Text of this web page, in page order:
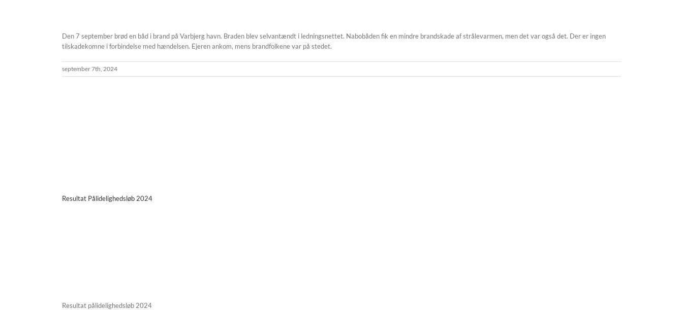
Den 7 september brød en båd i brand på Varbjerg havn. Braden blev selvantændt i ledningsnettet. Nabobåden fik en mindre brandskade af strålevarmen, men det var også det. Der er ingen
tilskadekomne i forbindelse med hændelsen. Ejeren ankom, mens brandfolkene var på stedet.
september 7th, 2024
Resultat Pålidelighedsløb 2024
Resultat pålidelighedsløb 2024